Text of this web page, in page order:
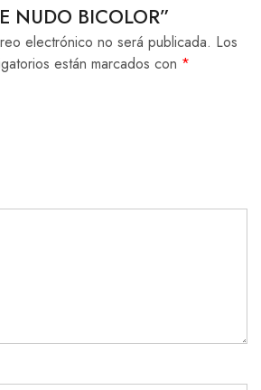
NUDO BICOLOR”
electrónico no será publicada. Los
están marcados con *